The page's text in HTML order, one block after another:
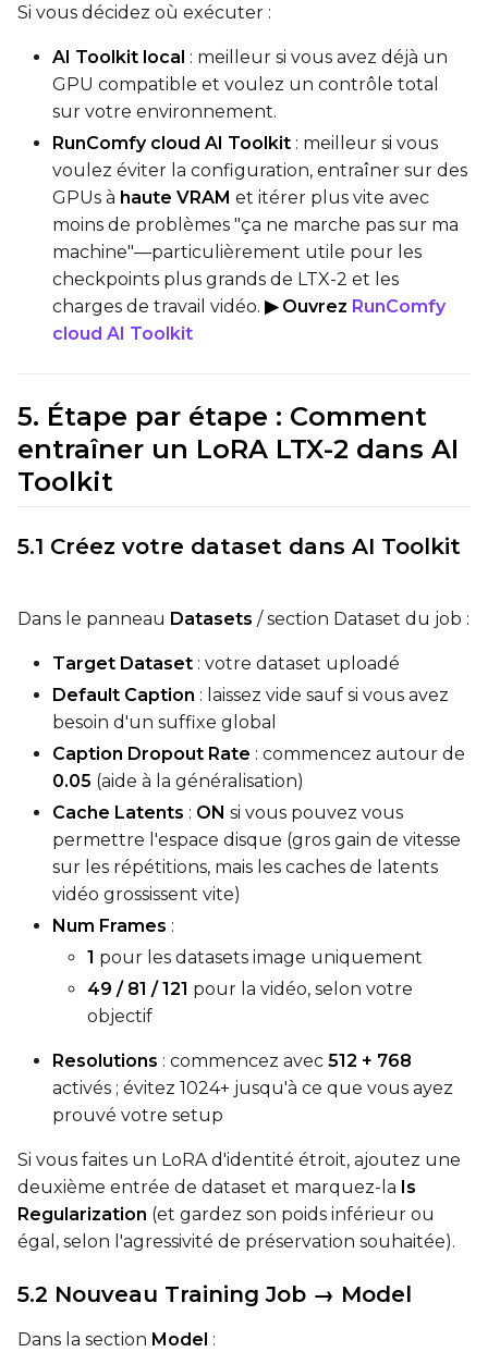
Width
LoRA Scale
Prompt
Width
Prompt
Height
Seed
Si vous décidez où exécuter :
AI Toolkit local : meilleur si vous avez déjà un
GPU compatible et voulez un contrôle total
sur votre environnement.
RunComfy cloud AI Toolkit : meilleur si vous
voulez éviter la configuration, entraîner sur des
GPUs à haute VRAM et itérer plus vite avec
moins de problèmes "ça ne marche pas sur ma
machine"—particulièrement utile pour les
checkpoints plus grands de LTX-2 et les
charges de travail vidéo. ▶ Ouvrez RunComfy
cloud AI Toolkit
5. Étape par étape : Comment
entraîner un LoRA LTX-2 dans AI
Toolkit
5.1 Créez votre dataset dans AI Toolkit
Dans le panneau Datasets / section Dataset du job :
Target Dataset : votre dataset uploadé
Default Caption : laissez vide sauf si vous avez
besoin d'un suffixe global
Caption Dropout Rate : commencez autour de
0.05 (aide à la généralisation)
Cache Latents : ON si vous pouvez vous
permettre l'espace disque (gros gain de vitesse
sur les répétitions, mais les caches de latents
vidéo grossissent vite)
Num Frames :
1 pour les datasets image uniquement
49 / 81 / 121 pour la vidéo, selon votre
objectif
Resolutions : commencez avec 512 + 768
activés ; évitez 1024+ jusqu'à ce que vous ayez
prouvé votre setup
Si vous faites un LoRA d'identité étroit, ajoutez une
deuxième entrée de dataset et marquez-la Is
Regularization (et gardez son poids inférieur ou
égal, selon l'agressivité de préservation souhaitée).
5.2 Nouveau Training Job → Model
Dans la section Model :